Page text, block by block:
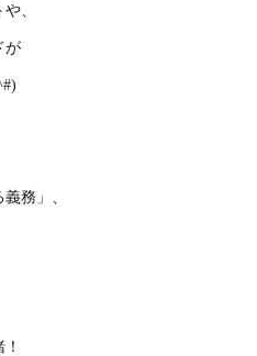
、
が
務」、